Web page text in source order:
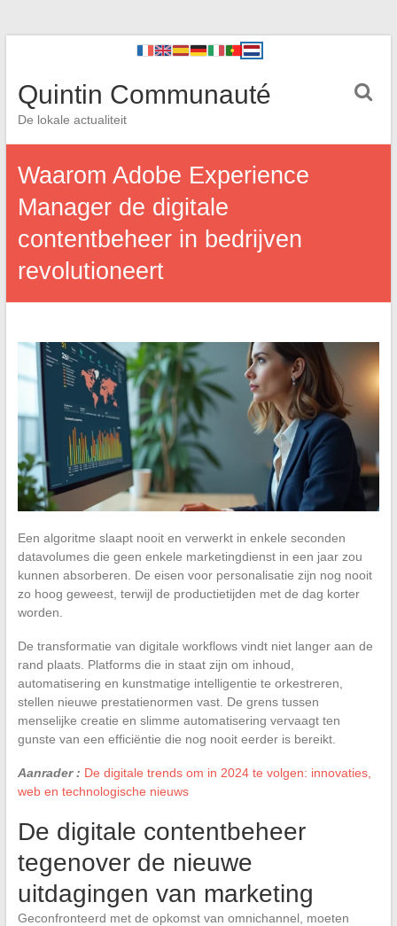
Quintin Communauté
De lokale actualiteit
Waarom Adobe Experience
Manager de digitale
contentbeheer in bedrijven
revolutioneert
Een algoritme slaapt nooit en verwerkt in enkele seconden
datavolumes die geen enkele marketingdienst in een jaar zou
kunnen absorberen. De eisen voor personalisatie zijn nog nooit
zo hoog geweest, terwijl de productietijden met de dag korter
worden.
De transformatie van digitale workflows vindt niet langer aan de
rand plaats. Platforms die in staat zijn om inhoud,
automatisering en kunstmatige intelligentie te orkestreren,
stellen nieuwe prestatienormen vast. De grens tussen
menselijke creatie en slimme automatisering vervaagt ten
gunste van een efficiëntie die nog nooit eerder is bereikt.
Aanrader : De digitale trends om in 2024 te volgen: innovaties,
web en technologische nieuws
De digitale contentbeheer
tegenover de nieuwe
uitdagingen van marketing
Geconfronteerd met de opkomst van omnichannel, moeten